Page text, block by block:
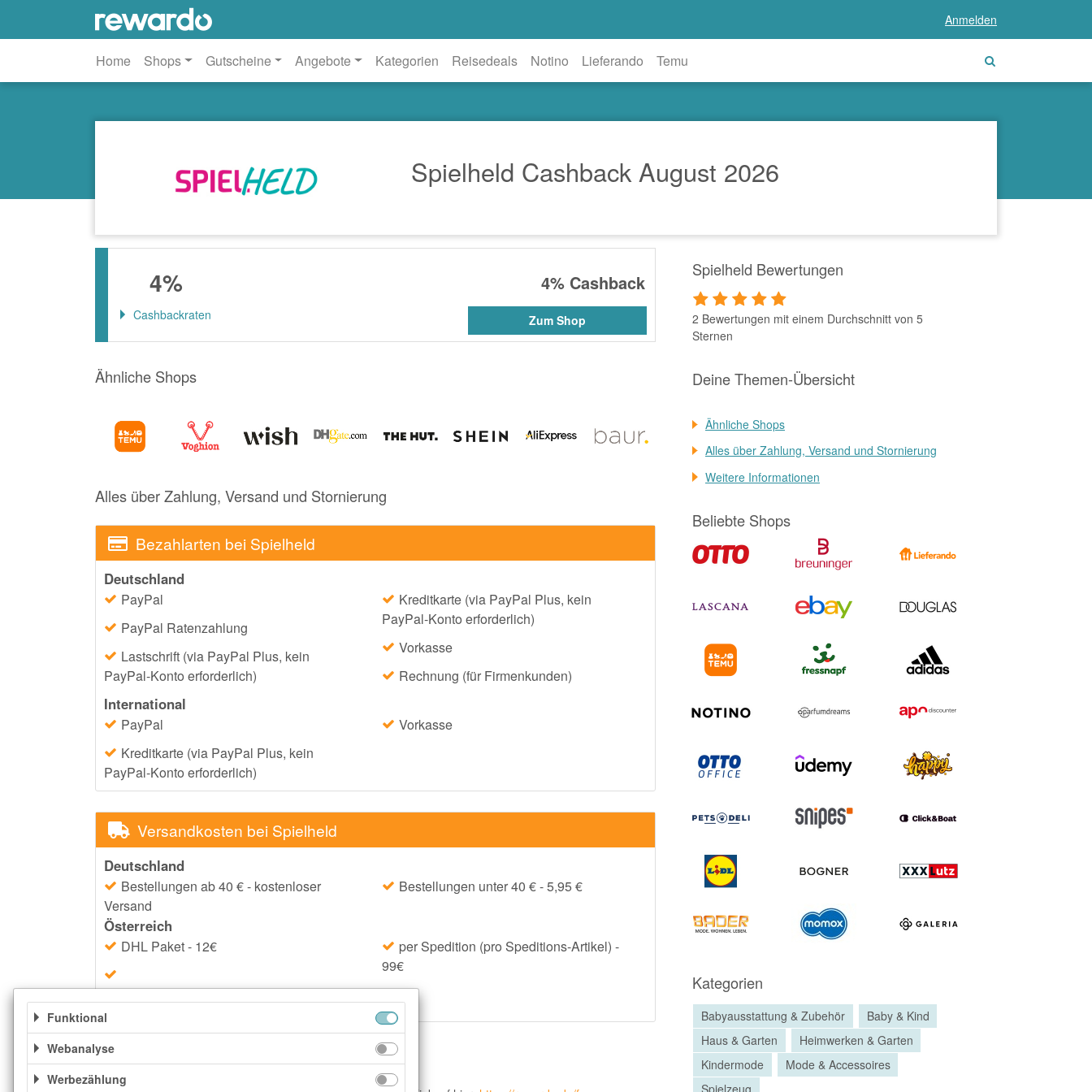
Anmelden
Home Shops Gutscheine Angebote Kategorien Reisedeals Notino Lieferando Temu
Spielheld Cashback August 2026
4% 4% Cashback
Cashbackraten Zum Shop
Ähnliche Shops
Alles über Zahlung, Versand und Stornierung
Bezahlarten bei Spielheld
Deutschland
PayPal
PayPal Ratenzahlung
Lastschrift (via PayPal Plus, kein
PayPal-Konto erforderlich)
Kreditkarte (via PayPal Plus, kein
PayPal-Konto erforderlich)
Vorkasse
Rechnung (für Firmenkunden)
International
PayPal
Kreditkarte (via PayPal Plus, kein
PayPal-Konto erforderlich)
Vorkasse
Versandkosten bei Spielheld
Deutschland
Bestellungen ab 40 € - kostenloser
Versand
Bestellungen unter 40 € - 5,95 €
Österreich
DHL Paket - 12€
DHL XL-Paket und DHL Sperrgut - 35 €
per Spedition (pro Speditions-Artikel) -
99€
Weitere Informationen
Spielheld Bewertungen
2 Bewertungen mit einem Durchschnitt von 5
Sternen
Deine Themen-Übersicht
Ähnliche Shops
Alles über Zahlung, Versand und Stornierung
Weitere Informationen
Beliebte Shops
Kategorien
Babyausstattung & Zubehör
Baby & Kind
Haus & Garten
Heimwerken & Garten
Kindermode
Mode & Accessoires
Funktional
Webanalyse
Werbezählung